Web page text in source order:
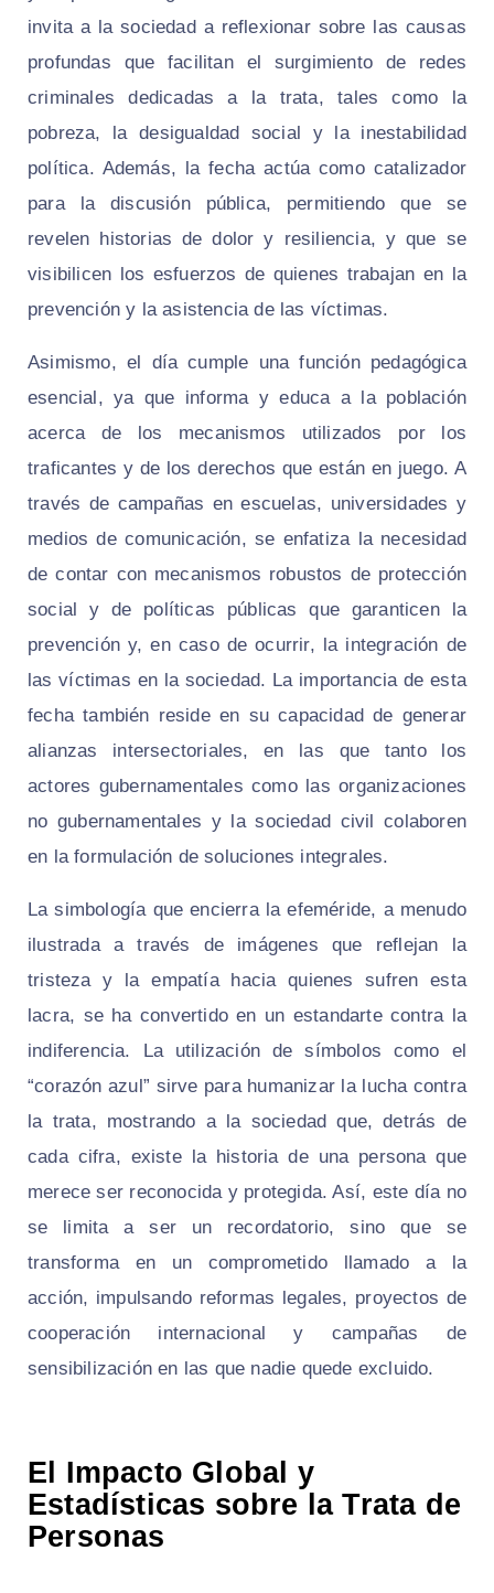
invita a la sociedad a reflexionar sobre las causas
profundas que facilitan el surgimiento de redes
criminales dedicadas a la trata, tales como la
pobreza, la desigualdad social y la inestabilidad
política. Además, la fecha actúa como catalizador
para la discusión pública, permitiendo que se
revelen historias de dolor y resiliencia, y que se
visibilicen los esfuerzos de quienes trabajan en la
prevención y la asistencia de las víctimas.
Asimismo, el día cumple una función pedagógica
esencial, ya que informa y educa a la población
acerca de los mecanismos utilizados por los
traficantes y de los derechos que están en juego. A
través de campañas en escuelas, universidades y
medios de comunicación, se enfatiza la necesidad
de contar con mecanismos robustos de protección
social y de políticas públicas que garanticen la
prevención y, en caso de ocurrir, la integración de
las víctimas en la sociedad. La importancia de esta
fecha también reside en su capacidad de generar
alianzas intersectoriales, en las que tanto los
actores gubernamentales como las organizaciones
no gubernamentales y la sociedad civil colaboren
en la formulación de soluciones integrales.
La simbología que encierra la efeméride, a menudo
ilustrada a través de imágenes que reflejan la
tristeza y la empatía hacia quienes sufren esta
lacra, se ha convertido en un estandarte contra la
indiferencia. La utilización de símbolos como el
“corazón azul” sirve para humanizar la lucha contra
la trata, mostrando a la sociedad que, detrás de
cada cifra, existe la historia de una persona que
merece ser reconocida y protegida. Así, este día no
se limita a ser un recordatorio, sino que se
transforma en un comprometido llamado a la
acción, impulsando reformas legales, proyectos de
cooperación internacional y campañas de
sensibilización en las que nadie quede excluido.
El Impacto Global y
Estadísticas sobre la Trata de
Personas